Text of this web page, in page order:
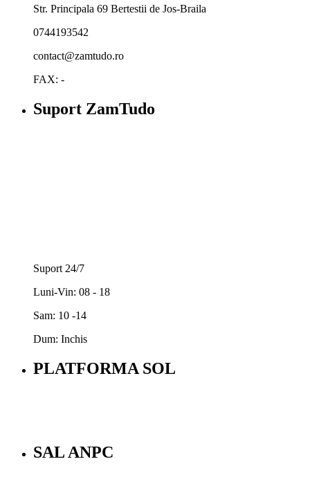
Str. Principala 69 Bertestii de Jos-Braila
0744193542
contact@zamtudo.ro
FAX: -
Suport ZamTudo
Suport 24/7
Luni-Vin: 08 - 18
Sam: 10 -14
Dum: Inchis
PLATFORMA SOL
SAL ANPC